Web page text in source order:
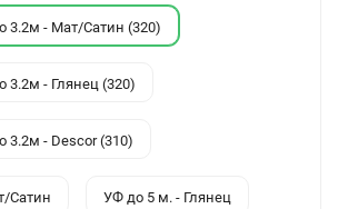
3.2м - Мат/Сатин (320)
3.2м - Глянец (320)
3.2м - Descor (310)
Сатин УФ до 5 м. - Глянец